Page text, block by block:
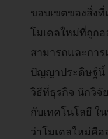
ขอบเขตของสิ่งที่
โมเดลใหม่ที่ถูก
สามารถและกา
ปัญญาประดิษฐ์นี้
วิธีที่ธุรกิจ นักวิจั
กับเทคโนโลยี ใ
ว่าโมเดลใหม่คื